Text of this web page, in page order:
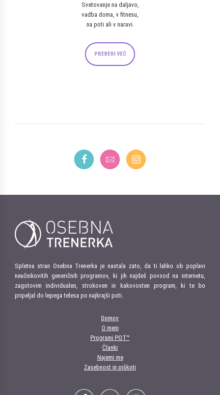
Svetovanje na daljavo,
vadba doma, v fitnesu,
na poti ali v naravi.
PREBERI VEČ
Spletna stran Osebna Trenerka je nastala zato, da ti lahko ob poplavi
neučinkovitih generičnih programov, ki jih najdeš povsod na internetu,
zagotovim individualen, strokoven in kakovosten program, ki te bo
pripeljal do lepega telesa po najkrajši poti.
Domov
O meni
Programi POT™
Članki
Najemi me
Zasebnost in piškoti